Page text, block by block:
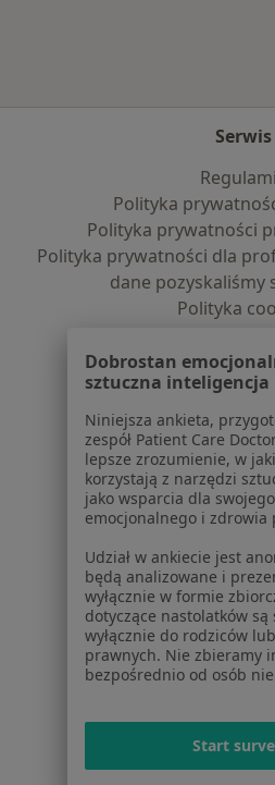
Serwis
Polityka
Polityka prywatności
Polityka prywatności dla
dane pozyskaliśmy
Polityka
O nas
Praca
Centrum
Kontakt
Dla
Lekarze
Placówki
Pytania i
Usługi i
Blog dla
Dobrostan
sztuczna inteligencja
Niniejsza ankieta,
zespół Patient Care
lepsze zrozumienie, w
korzystają z narzędzi
jako wsparcia dla
emocjonalnego i zdrowia
Udział w ankiecie jest
będą analizowane i
wyłącznie w formie
dotyczące nastolatków są
wyłącznie do rodziców
prawnych. Nie zbieramy
bezpośrednio od osób
Start